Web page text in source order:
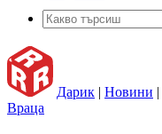
Дарик | Новини |
Враца